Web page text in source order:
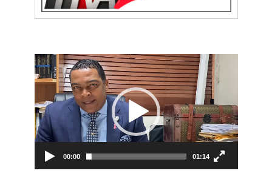
Reproductor
de
00:00 01:14